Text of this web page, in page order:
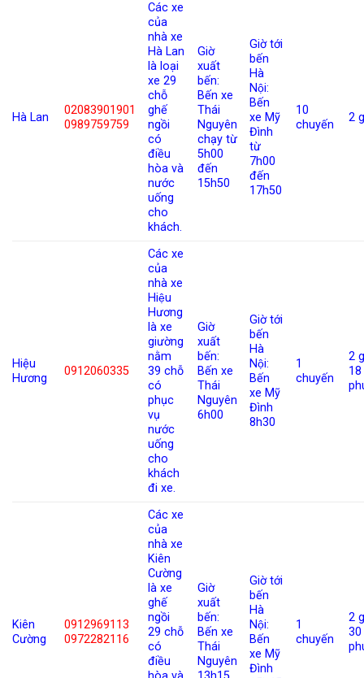
Hà Lan
02083901901
0989759759
Các xe
của
nhà xe
Hà Lan
là loại
xe 29
chỗ
ghế
ngồi
có
điều
hòa và
nước
uống
cho
khách.
Giờ
xuất
bến:
Bến xe
Thái
Nguyên
chạy từ
5h00
đến
15h50
Giờ tới
bến
Hà
Nội:
Bến
xe Mỹ
Đình
từ
7h00
đến
17h50
10
chuyến
2
Hiệu
Hương
0912060335
Các xe
của
nhà xe
Hiệu
Hương
là xe
giường
nằm
39 chỗ
có
phục
vụ
nước
uống
cho
khách
đi xe.
Giờ
xuất
bến:
Bến xe
Thái
Nguyên
6h00
Giờ tới
bến
Hà
Nội:
Bến
xe Mỹ
Đình
8h30
1
chuyến
2
18
Kiên
Cường
0912969113
0972282116
Các xe
của
nhà xe
Kiên
Cường
là xe
ghế
ngồi
29 chỗ
có
điều
Giờ
xuất
bến:
Bến xe
Thái
Nguyên
Giờ tới
bến
Hà
Nội:
Bến
xe Mỹ
Đình
1
chuyến
2
30